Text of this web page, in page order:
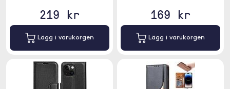
219 kr
Lägg i varukorgen
169 kr
Lägg i varukorgen